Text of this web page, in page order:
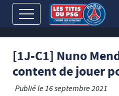
[1J-C1] Nuno
content de jouer
Publié le16 septembre 2021